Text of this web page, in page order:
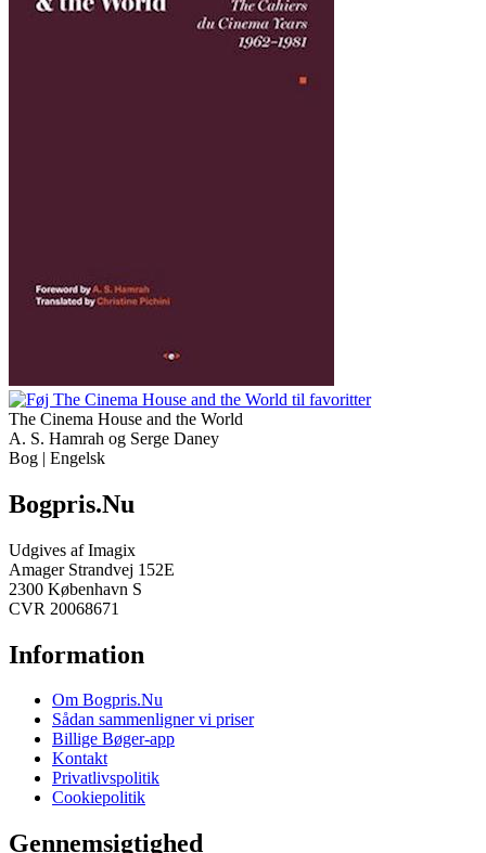
The Cinema House and the World
A. S. Hamrah og Serge Daney
Bog | Engelsk
Bogpris.Nu
Udgives af Imagix
Amager Strandvej 152E
2300 København S
CVR 20068671
Information
Om Bogpris.Nu
Sådan sammenligner vi priser
Billige Bøger-app
Kontakt
Privatlivspolitik
Cookiepolitik
Gennemsigtighed